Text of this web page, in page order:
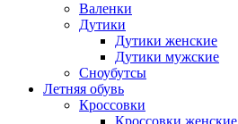
Валенки
Дутики
Дутики женские
Дутики мужские
Сноубутсы
Летняя обувь
Кроссовки
Кроссовки женские